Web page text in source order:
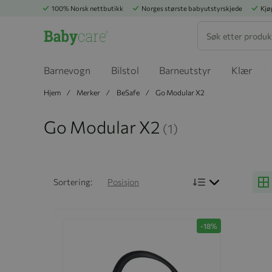
100% Norsk nettbutikk Norges største babyutstyrskjede
Barnevogn Bilstol Barneutstyr Klær
Hjem Merker BeSafe Go Modular X2
Go Modular X2 (1)
Sortering: Posisjon Bruk
-18%